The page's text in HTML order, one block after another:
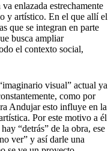
enlazada estrechamente
y artístico. En el que allí el
que se integran en parte
busca ampliar
el contexto social,
visual” actual ya
como por
Andujar esto influye en la
Por este motivo a él
“detrás” de la obra, ese
ver” y así darle una